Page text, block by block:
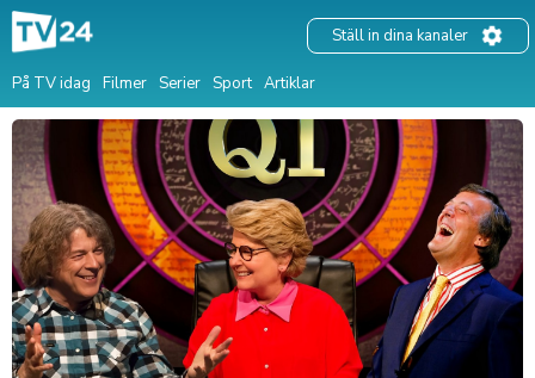
På TV idag Filmer Serier Sport Artiklar
Ställ in dina kanaler